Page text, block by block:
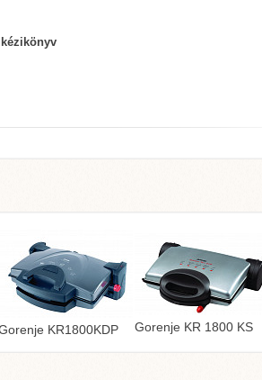
KR1800KDP Gorenje KR 1800 KS